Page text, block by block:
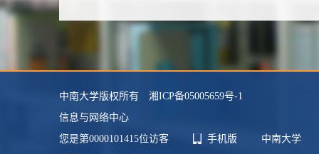
学位：博士学位
学科： 土木工程
中南大学版权所有 湘ICP备05005659号-1
信息与网络中心
您是第0000101415位访客 手机版
中南大学